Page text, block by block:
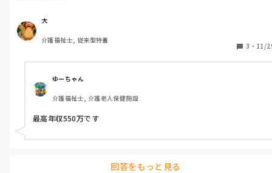
大
介護福祉士, 従来型特養
3 ・ 11/
ゆーちゃん
介護福祉士, 介護老人保健施設
最高年収550万です
回答をもっと見る